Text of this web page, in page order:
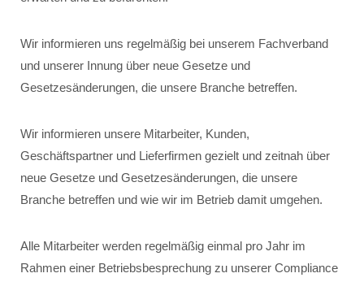
Wir informieren uns regelmäßig bei unserem Fachverband
und unserer Innung über neue Gesetze und
Gesetzesänderungen, die unsere Branche betreffen.
Wir informieren unsere Mitarbeiter, Kunden,
Geschäftspartner und Lieferfirmen gezielt und zeitnah über
neue Gesetze und Gesetzesänderungen, die unsere
Branche betreffen und wie wir im Betrieb damit umgehen.
Alle Mitarbeiter werden regelmäßig einmal pro Jahr im
Rahmen einer Betriebsbesprechung zu unserer Compliance